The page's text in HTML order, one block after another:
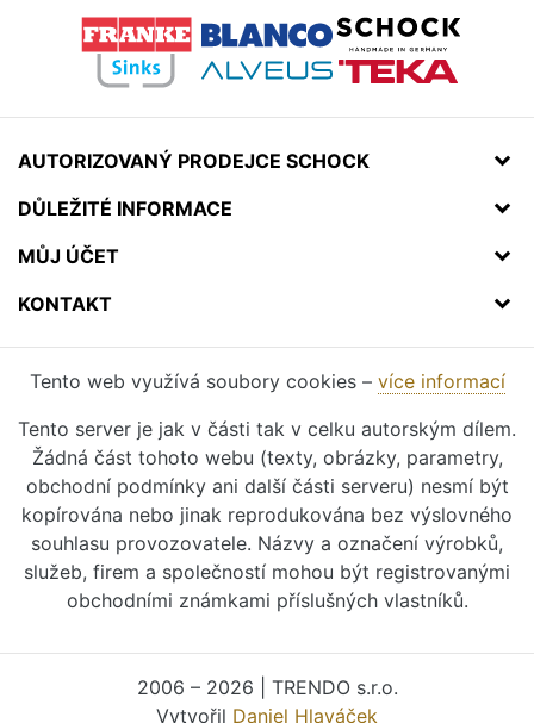
AUTORIZOVANÝ PRODEJCE SCHOCK
DŮLEŽITÉ INFORMACE
MŮJ ÚČET
KONTAKT
Tento web využívá soubory cookies – více informací
Tento server je jak v části tak v celku autorským dílem.
Žádná část tohoto webu (texty, obrázky, parametry,
obchodní podmínky ani další části serveru) nesmí být
kopírována nebo jinak reprodukována bez výslovného
souhlasu provozovatele. Názvy a označení výrobků,
služeb, firem a společností mohou být registrovanými
obchodními známkami příslušných vlastníků.
2006 – 2026 | TRENDO s.r.o.
Vytvořil Daniel Hlaváček